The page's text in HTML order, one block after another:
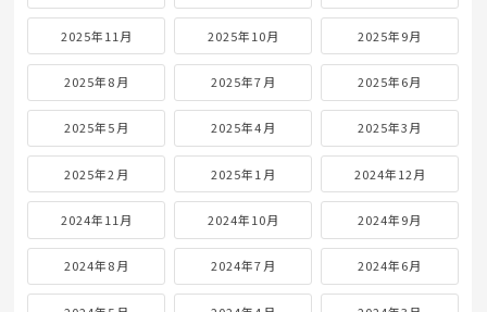
2025年11月 2025年10月 2025年9月
2025年8月 2025年7月 2025年6月
2025年5月 2025年4月 2025年3月
2025年2月 2025年1月 2024年12月
2024年11月 2024年10月 2024年9月
2024年8月 2024年7月 2024年6月